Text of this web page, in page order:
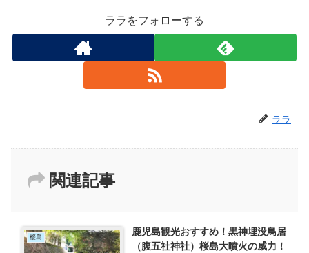
ララをフォローする
ララ
関連記事
桜島
鹿児島観光おすすめ！黒神埋没鳥居
（腹五社神社）桜島大噴火の威力！